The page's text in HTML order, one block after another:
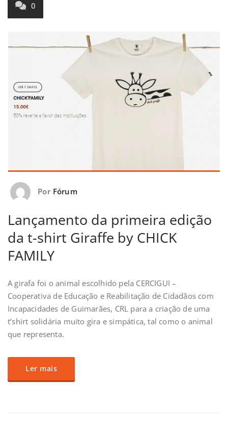
0
Por Fórum
Lançamento da primeira edição
da t-shirt Giraffe by CHICK
FAMILY
A girafa foi o animal escolhido pela CERCIGUI –
Cooperativa de Educação e Reabilitação de Cidadãos com
Incapacidades de Guimarães, CRL para a criação de uma
t’shirt solidária muito gira e simpática, tal como o animal
que representa.
Ler mais